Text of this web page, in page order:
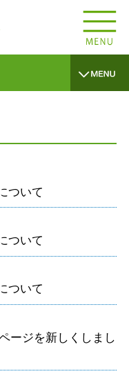
ついて
ついて
ついて
ージを新しくしまし